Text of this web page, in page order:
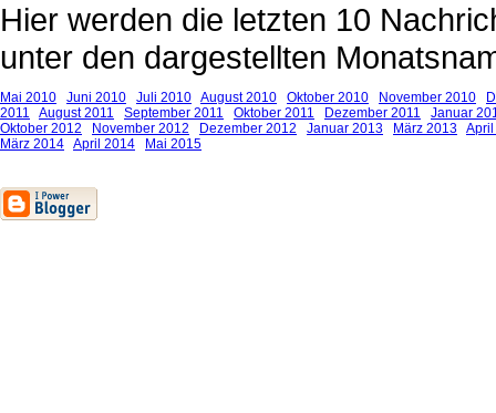
Hier werden die letzten 10
unter den dargestellten
Mai 2010 Juni 2010 Juli 2010 August 2010 Oktober 2010 November 2010
2011
August 2011 September 2011 Oktober 2011 Dezember 2011
Januar
Oktober 2012
November 2012 Dezember 2012 Januar 2013 März 2013
März 2014 April 2014 Mai 2015